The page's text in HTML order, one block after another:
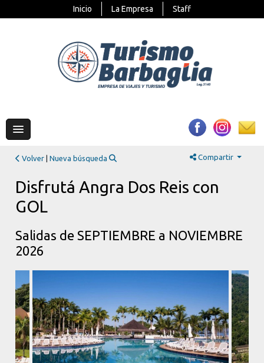
Inicio La Empresa Staff
Volver |Nueva búsqueda Compartir
Disfrutá Angra Dos Reis con
GOL
Salidas de SEPTIEMBRE a NOVIEMBRE
2026